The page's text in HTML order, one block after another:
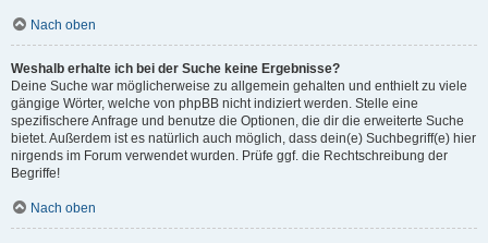
Nach oben
Weshalb erhalte ich bei der Suche keine Ergebnisse?
Deine Suche war möglicherweise zu allgemein gehalten und enthielt zu viele
gängige Wörter, welche von phpBB nicht indiziert werden. Stelle eine
spezifischere Anfrage und benutze die Optionen, die dir die erweiterte Suche
bietet. Außerdem ist es natürlich auch möglich, dass dein(e) Suchbegriff(e) hier
nirgends im Forum verwendet wurden. Prüfe ggf. die Rechtschreibung der
Begriffe!
Nach oben